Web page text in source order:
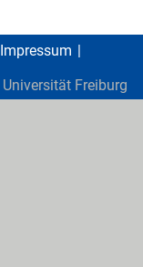
Impressum
Universität Freiburg